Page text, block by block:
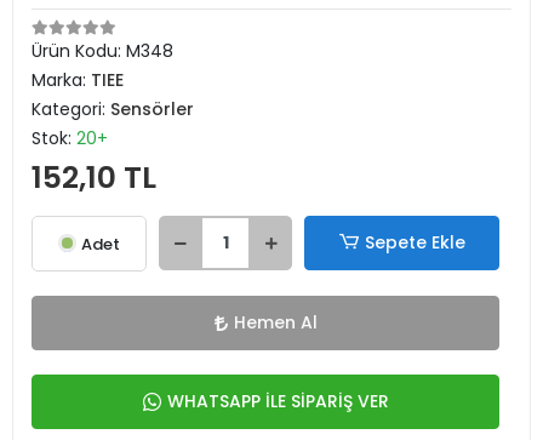
Ürün Kodu: M348
Marka: TIEE
Kategori: Sensörler
Stok: 20+
152,10 TL
Adet Sepete Ekle
Hemen Al
WHATSAPP İLE SİPARİŞ VER